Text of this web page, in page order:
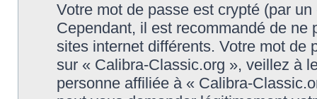
Votre mot de passe est crypté (par
Cependant, il est recommandé de
sites internet différents. Votre mot de
sur « Calibra-Classic.org », veillez à
personne affiliée à « Calibra-